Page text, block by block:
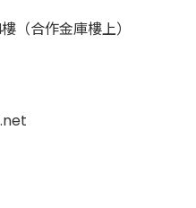
（合作金庫樓上）